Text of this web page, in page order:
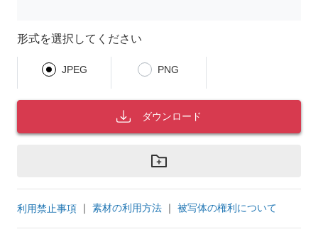
形式を選択してください
JPEG PNG
ダウンロード
利用禁止事項 ｜ 素材の利用方法 ｜ 被写体の権利について